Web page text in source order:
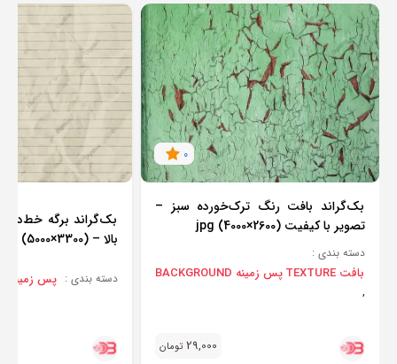
0
بک‌گراند بافت رنگ ترک‌خورده سبز –
تصویر با کیفیت jpg (4000×2600)
دسته بندی :
بافت TEXTURE
,
پس زمینه BACKGROUND
29,000 تومان
بک‌گراند برگه خط‌دار
بالا – jpg (5000×3300)
دسته بندی : پس زمینه BACKGROUND